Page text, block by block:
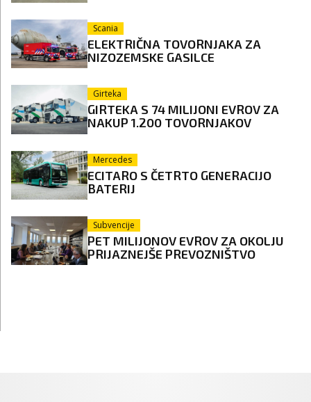
Scania
ELEKTRIČNA TOVORNJAKA ZA
NIZOZEMSKE GASILCE
Girteka
GIRTEKA S 74 MILIJONI EVROV ZA
NAKUP 1.200 TOVORNJAKOV
Mercedes
ECITARO S ČETRTO GENERACIJO
BATERIJ
Subvencije
PET MILIJONOV EVROV ZA OKOLJU
PRIJAZNEJŠE PREVOZNIŠTVO